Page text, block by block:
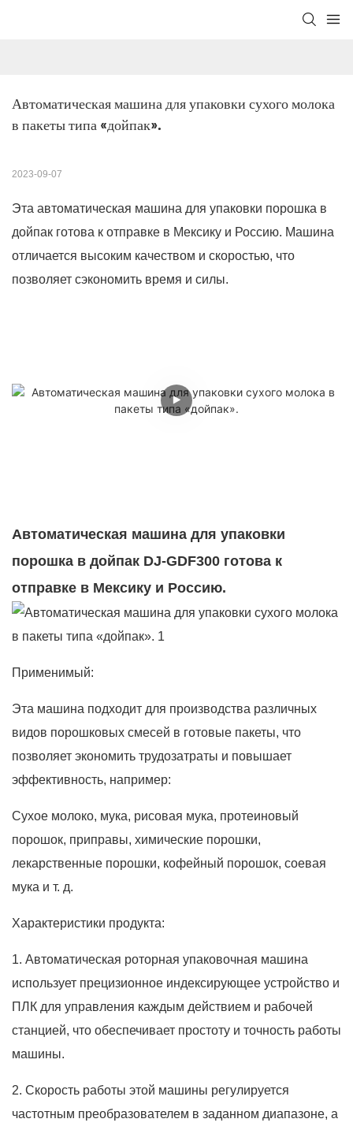
Автоматическая машина для упаковки сухого молока
в пакеты типа «дойпак».
2023-09-07
Эта автоматическая машина для упаковки порошка в
дойпак готова к отправке в Мексику и Россию. Машина
отличается высоким качеством и скоростью, что
позволяет сэкономить время и силы.
Автоматическая машина для упаковки
порошка в дойпак DJ-GDF300 готова к
отправке в Мексику и Россию.
Применимый:
Эта машина подходит для производства различных
видов порошковых смесей в готовые пакеты, что
позволяет экономить трудозатраты и повышает
эффективность, например:
Сухое молоко, мука, рисовая мука, протеиновый
порошок, приправы, химические порошки,
лекарственные порошки, кофейный порошок, соевая
мука и т. д.
Характеристики продукта:
1. Автоматическая роторная упаковочная машина
использует прецизионное индексирующее устройство и
ПЛК для управления каждым действием и рабочей
станцией, что обеспечивает простоту и точность работы
машины.
2. Скорость работы этой машины регулируется
частотным преобразователем в заданном диапазоне, а